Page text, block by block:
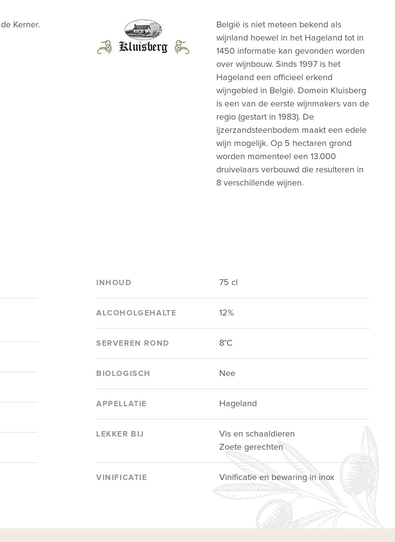
Kerner.
België is niet meteen bekend als
wijnland hoewel in het Hageland tot in
1450 informatie kan gevonden worden
over wijnbouw. Sinds 1997 is het
Hageland een officieel erkend
wijngebied in België. Domein Kluisberg
is een van de eerste wijnmakers van de
regio (gestart in 1983). De
ijzerzandsteenbodem maakt een edele
wijn mogelijk. Op 5 hectaren grond
worden momenteel een 13.000
druivelaars verbouwd die resulteren in
8 verschillende wijnen.
INHOUD 75 cl
ALCOHOLGEHALTE 12%
SERVEREN ROND 8°C
BIOLOGISCH Nee
APPELLATIE Hageland
LEKKER BIJ
Vis en schaaldieren
Zoete gerechten
VINIFICATIE Vinificatie en bewaring in inox